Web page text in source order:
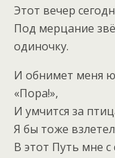
Этот вечер
Под мерцание
одиночку.
И обнимет меня
«Пора!»,
И умчится за
Я бы тоже
В этот Путь мне